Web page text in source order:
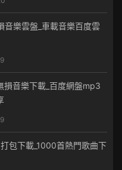
音樂雲盤_車載音樂百度雲
損音樂下載_百度網盤mp3
包下載_1000首熱門歌曲下